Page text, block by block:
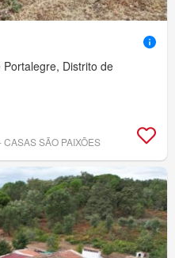
Distrito de
SÃO PAIXÕES